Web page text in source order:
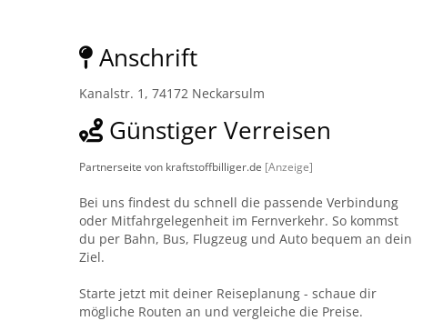
Anschrift
Kanalstr. 1, 74172 Neckarsulm
Günstiger Verreisen
Partnerseite von kraftstoffbilliger.de [Anzeige]
Bei uns findest du schnell die passende Verbindung
oder Mitfahrgelegenheit im Fernverkehr. So kommst
du per Bahn, Bus, Flugzeug und Auto bequem an dein
Ziel.
Starte jetzt mit deiner Reiseplanung - schaue dir
mögliche Routen an und vergleiche die Preise.